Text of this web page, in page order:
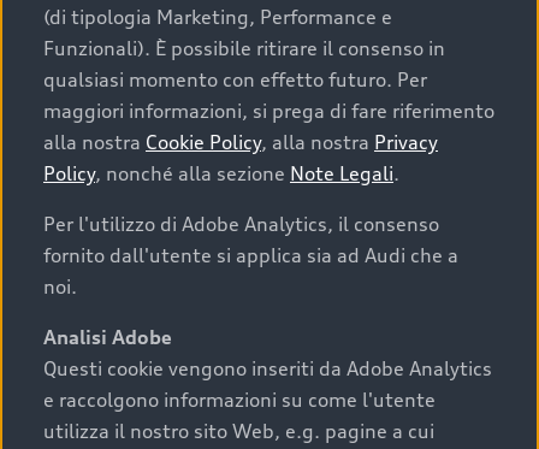
Cosa sapere prima di
acquistare la tua prossima
auto
I requisiti fondamentali da considerare prima di
acquistare un’auto usata, oltre al prezzo e all'aspetto,
chilometraggio: un valore contenuto corrisponde a
uno stato migliore del veicolo e a una maggiore
durata nel tempo;
(di tipologia Marketing, Performance e
Funzionali). È possibile ritirare il consenso in
qualsiasi momento con effetto futuro. Per
maggiori informazioni, si prega di fare riferimento
alla nostra Cookie Policy, alla nostra Privacy
Policy, nonché alla sezione Note Legali.
Per l'utilizzo di Adobe Analytics, il consenso
fornito dall'utente si applica sia ad Audi che a
noi.
Analisi Adobe
Questi cookie vengono inseriti da Adobe Analytics
e raccolgono informazioni su come l'utente
utilizza il nostro sito Web, e.g. pagine a cui